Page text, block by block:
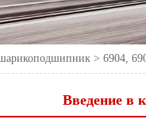
>6904,
Введение в